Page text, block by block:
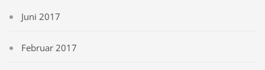
Juni 2017
Februar 2017